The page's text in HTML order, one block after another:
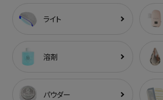
ライト
溶剤
パウダー